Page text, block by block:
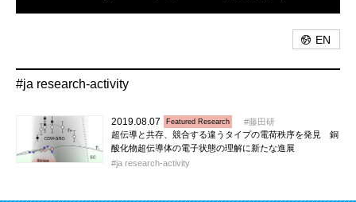
EN
#ja research-activity
2019.08.07 Featured Research
藤田研
超伝導と共存、競合する違うタイプの電荷秩序を発見 銅
酸化物超伝導体の電子状態の理解に新たな進展
ja research-activity